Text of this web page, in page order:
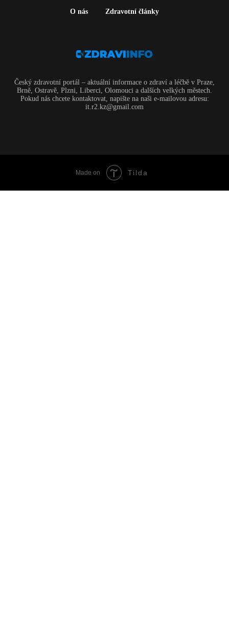
O nás Zdravotní články
Český zdravotní portál – aktuální informace o zdraví a léčbě v Praze,
Brně, Ostravě, Plzni, Liberci, Olomouci a dalších velkých městech.
Pokud nás chcete kontaktovat, napište na naši e-mailovou adresu:
it.r2.kz@gmail.com
Made on Tilda